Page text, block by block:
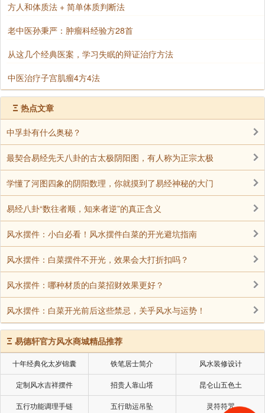
就变成佛心了;因为你念一声佛，你心里就有一个佛，你
念十声，就有十个佛，念百声、千声、万声，念得越
一个佛念;你念佛，佛也念你，也就好像无线电，你这一
念阿弥陀佛，那无线电就被收音机收去了，有一种感应
道交。
由这两句话看来，我们念佛人种的功德，真是不可思
议;你在念佛，就不打其他的妄想;不打其他的妄想，这
就是你自性的功德。
(当代佛教网--净土网)
声明：部分内容来于网络，如有侵权，请联系我们删除！以上内容，并
不代表易德轩观点。
方人和体质法 + 简单体质判断法
老中医孙秉严：肿瘤科经验方28首
从这几个经典医案，学习失眠的辩证治疗方法
中医治疗子宫肌瘤4方4法
Ξ 热点文章
中孚卦有什么奥秘？
最契合易经先天八卦的古太极阴阳图，有人称为正宗太极
学懂了河图四象的阴阳数理，你就摸到了易经神秘的大门
易经八卦“数往者顺，知来者逆”的真正含义
风水摆件：小白必看！风水摆件白菜的开光避坑指南
风水摆件：白菜摆件不开光，效果会大打折扣吗？
风水摆件：哪种材质的白菜招财效果更好？
风水摆件：白菜开光前后这些禁忌，关乎风水与运势！
Ξ 易德轩官方风水商城精品推荐
十年经典化太岁锦囊 铁笔居士简介 风水装修设计
定制风水吉祥摆件 招贵人靠山塔 昆仑山五色土
五行功能调理手链 五行助运吊坠 灵符符咒